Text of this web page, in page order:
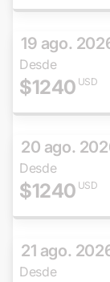
19 ago.
Desde
$1240 USD
20 ago.
Desde
$1240 USD
21 ago.
Desde